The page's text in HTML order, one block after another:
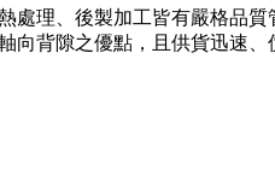
處理、後製加工皆有嚴格品
向背隙之優點，且供貨迅速、